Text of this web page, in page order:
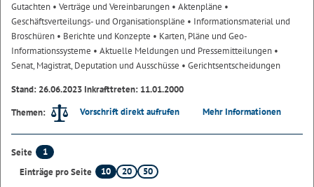
Gutachten • Verträge und Vereinbarungen • Aktenpläne •
Geschäftsverteilungs- und Organisationspläne • Informationsmaterial und
Broschüren • Berichte und Konzepte • Karten, Pläne und Geo-
Informationssysteme • Aktuelle Meldungen und Pressemitteilungen •
Senat, Magistrat, Deputation und Ausschüsse • Gerichtsentscheidungen
Stand: 26.06.2023 Inkrafttreten: 11.01.2000
Themen:
Vorschrift direkt aufrufen Mehr Informationen
Seite
1
Einträge pro Seite
10 20 50